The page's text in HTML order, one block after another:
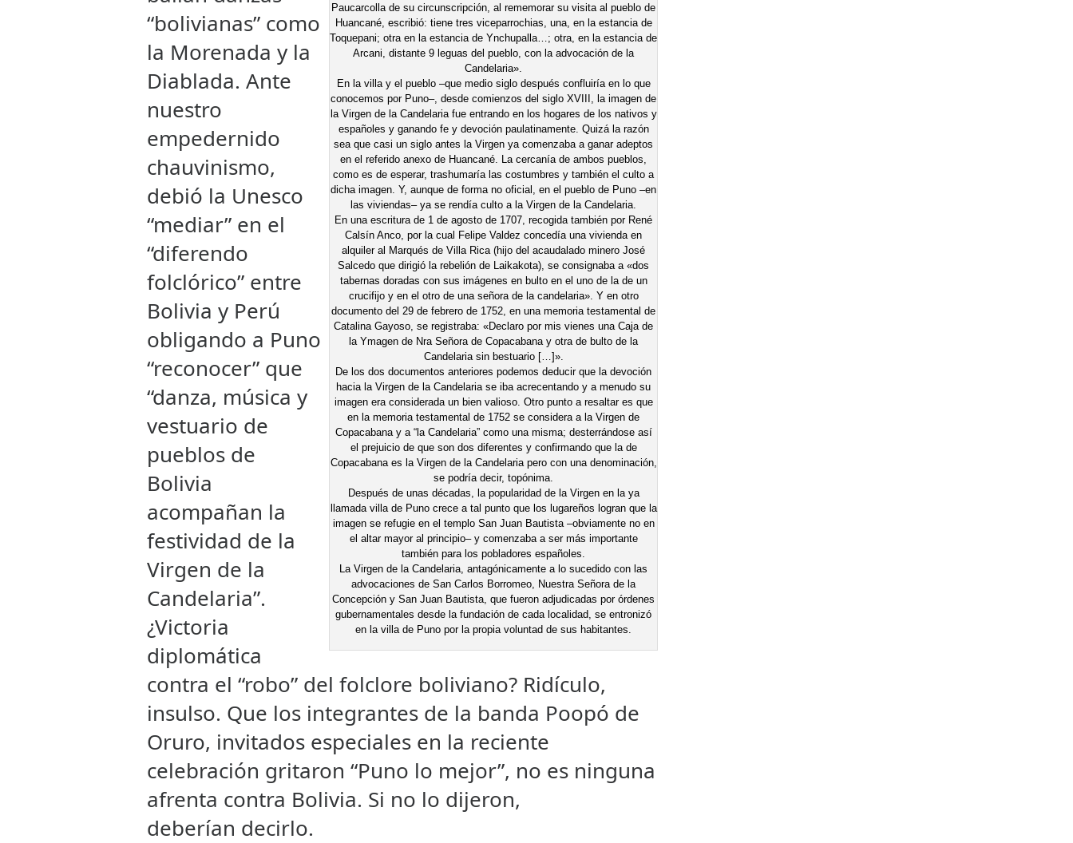
Paucarcolla de su circunscripción, al rememorar su visita al pueblo de
Huancané, escribió: tiene tres viceparrochias, una, en la estancia de
Toquepani; otra en la estancia de Ynchupalla…; otra, en la estancia de
Arcani, distante 9 leguas del pueblo, con la advocación de la
Candelaria».
En la villa y el pueblo –que medio siglo después confluiría en lo que
conocemos por Puno–, desde comienzos del siglo XVIII, la imagen de
la Virgen de la Candelaria fue entrando en los hogares de los nativos y
españoles y ganando fe y devoción paulatinamente. Quizá la razón
sea que casi un siglo antes la Virgen ya comenzaba a ganar adeptos
en el referido anexo de Huancané. La cercanía de ambos pueblos,
como es de esperar, trashumaría las costumbres y también el culto a
dicha imagen. Y, aunque de forma no oficial, en el pueblo de Puno –en
las viviendas– ya se rendía culto a la Virgen de la Candelaria.
En una escritura de 1 de agosto de 1707, recogida también por René
Calsín Anco, por la cual Felipe Valdez concedía una vivienda en
alquiler al Marqués de Villa Rica (hijo del acaudalado minero José
Salcedo que dirigió la rebelión de Laikakota), se consignaba a «dos
tabernas doradas con sus imágenes en bulto en el uno de la de un
crucifijo y en el otro de una señora de la candelaria». Y en otro
documento del 29 de febrero de 1752, en una memoria testamental de
Catalina Gayoso, se registraba: «Declaro por mis vienes una Caja de
la Ymagen de Nra Señora de Copacabana y otra de bulto de la
Candelaria sin bestuario […]».
De los dos documentos anteriores podemos deducir que la devoción
hacia la Virgen de la Candelaria se iba acrecentando y a menudo su
imagen era considerada un bien valioso. Otro punto a resaltar es que
en la memoria testamental de 1752 se considera a la Virgen de
Copacabana y a “la Candelaria” como una misma; desterrándose así
el prejuicio de que son dos diferentes y confirmando que la de
Copacabana es la Virgen de la Candelaria pero con una denominación,
se podría decir, topónima.
Después de unas décadas, la popularidad de la Virgen en la ya
llamada villa de Puno crece a tal punto que los lugareños logran que la
imagen se refugie en el templo San Juan Bautista –obviamente no en
el altar mayor al principio– y comenzaba a ser más importante
también para los pobladores españoles.
La Virgen de la Candelaria, antagónicamente a lo sucedido con las
advocaciones de San Carlos Borromeo, Nuestra Señora de la
Concepción y San Juan Bautista, que fueron adjudicadas por órdenes
gubernamentales desde la fundación de cada localidad, se entronizó
en la villa de Puno por la propia voluntad de sus habitantes.
“bolivianas” como
la Morenada y la
Diablada. Ante
nuestro
empedernido
chauvinismo,
debió la Unesco
“mediar” en el
“diferendo
folclórico” entre
Bolivia y Perú
obligando a Puno
“reconocer” que
“danza, música y
vestuario de
pueblos de
Bolivia
acompañan la
festividad de la
Virgen de la
Candelaria”.
¿Victoria
diplomática
contra el “robo” del folclore boliviano? Ridículo,
insulso. Que los integrantes de la banda Poopó de
Oruro, invitados especiales en la reciente
celebración gritaron “Puno lo mejor”, no es ninguna
afrenta contra Bolivia. Si no lo dijeron,
deberían decirlo.